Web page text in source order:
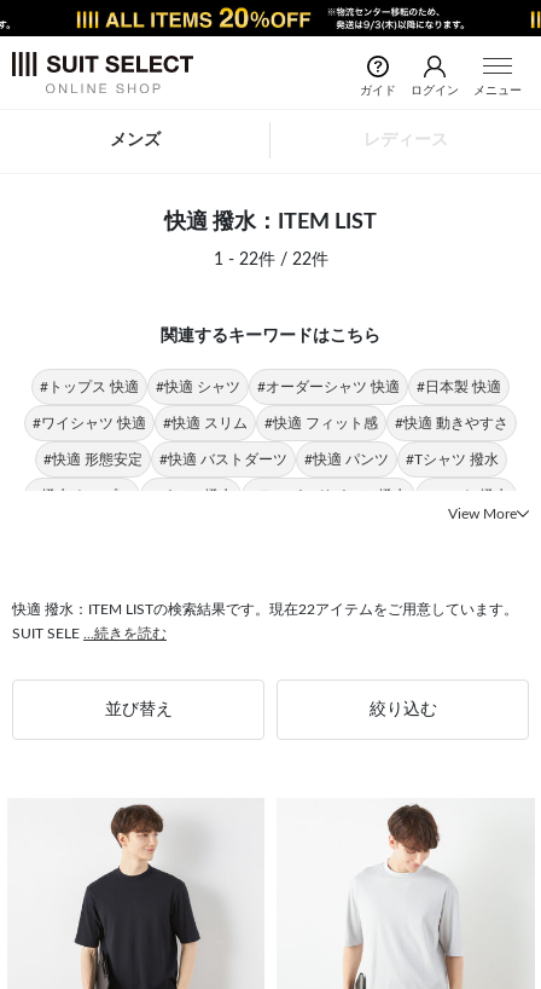
ガイド ログイン メニュー
メンズ レディース
快適 撥水：ITEM LIST
1 - 22件 / 22件
関連するキーワードはこちら
#トップス 快適 #快適 シャツ #オーダーシャツ 快適 #日本製 快適
#ワイシャツ 快適 #快適 スリム #快適 フィット感 #快適 動きやすさ
#快適 形態安定 #快適 バストダーツ #快適 パンツ #Tシャツ 撥水
#撥水 トップス #パンツ 撥水 #テーパードパンツ 撥水 #コート 撥水
View More
快適 撥水：ITEM LISTの検索結果です。現在22アイテムをご用意しています。
SUIT SELE
...続きを読む
並び替え 絞り込む